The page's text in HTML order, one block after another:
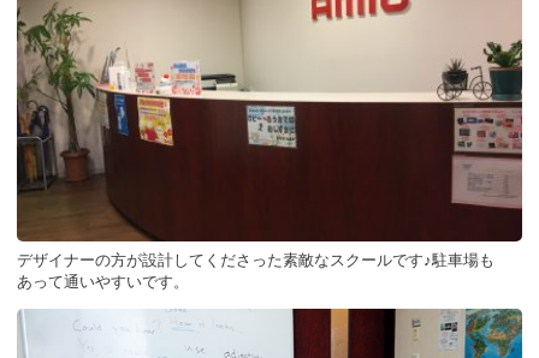
デザイナーの方が設計してくださった素敵なスクールです♪駐車場も
あって通いやすいです。